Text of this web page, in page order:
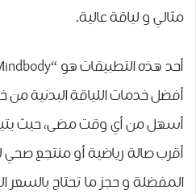
مثالي و لياقة عالية.
ﺃﻓﻀﻞ ﺧﺪﻣﺎﺕ ﺍﻟﻠﻴﺎﻗﺔ ﺍﻟﺒﺪﻧﻴﺔ
ﺃﺳﻬﻞ ﻣﻦ ﺃﻱ ﻭﻗﺖ ﻣﻀﻰ، حيث
أقرب صالة رياضية أو منتجع صحي
المفضلة و حجز ما تحتاج